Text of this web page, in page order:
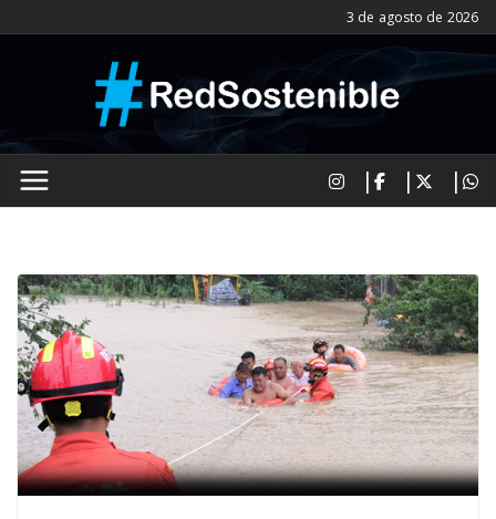
al
3 de agosto de 2026